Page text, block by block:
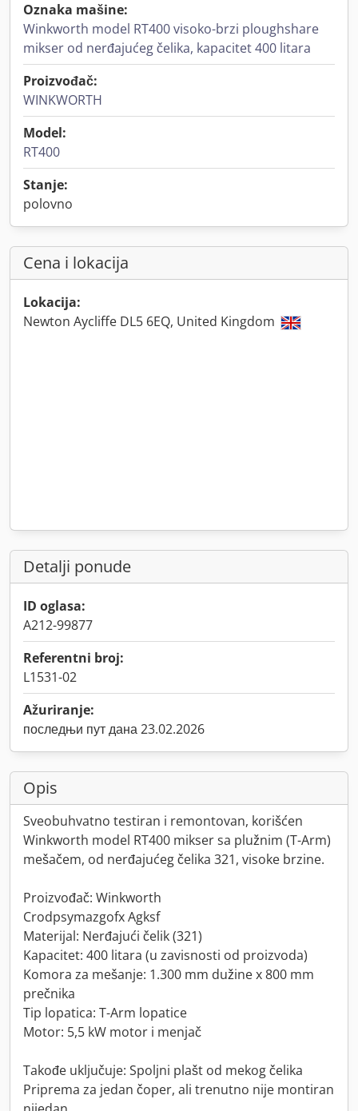
Oznaka mašine:
Winkworth model RT400 visoko-brzi ploughshare
mikser od nerđajućeg čelika, kapacitet 400 litara
Proizvođač:
WINKWORTH
Model:
RT400
Stanje:
polovno
Cena i lokacija
Lokacija:
Newton Aycliffe DL5 6EQ, United Kingdom
Detalji ponude
ID oglasa:
A212-99877
Referentni broj:
L1531-02
Ažuriranje:
последњи пут дана 23.02.2026
Opis
Sveobuhvatno testiran i remontovan, korišćen
Winkworth model RT400 mikser sa plužnim (T-Arm)
mešačem, od nerđajućeg čelika 321, visoke brzine.
Proizvođač: Winkworth
Crodpsymazgofx Agksf
Materijal: Nerđajući čelik (321)
Kapacitet: 400 litara (u zavisnosti od proizvoda)
Komora za mešanje: 1.300 mm dužine x 800 mm
prečnika
Tip lopatica: T-Arm lopatice
Motor: 5,5 kW motor i menjač
Takođe uključuje: Spoljni plašt od mekog čelika
Priprema za jedan čoper, ali trenutno nije montiran